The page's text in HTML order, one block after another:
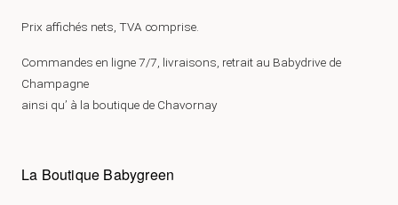
Prix affichés nets, TVA comprise.
Commandes en ligne 7/7, livraisons, retrait au Babydrive de
Champagne
ainsi qu’ à la boutique de Chavornay
La Boutique Babygreen